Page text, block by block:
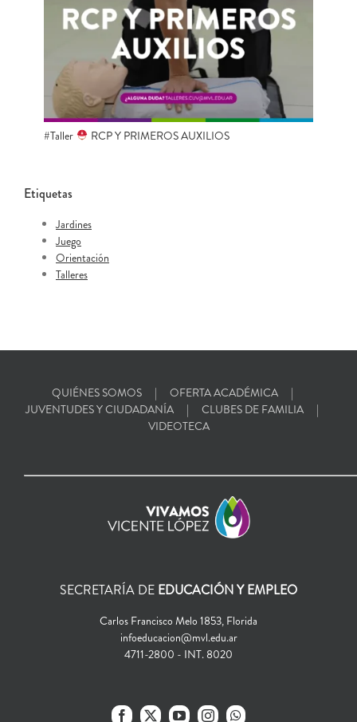
#Taller RCP Y PRIMEROS AUXILIOS
Etiquetas
Jardines
Juego
Orientación
Talleres
QUIÉNES SOMOS
OFERTA ACADÉMICA
JUVENTUDES Y CIUDADANÍA
CLUBES DE FAMILIA
VIDEOTECA
SECRETARÍA DE EDUCACIÓN Y EMPLEO
Carlos Francisco Melo 1853, Florida
infoeducacion@mvl.edu.ar
4711-2800 - INT. 8020